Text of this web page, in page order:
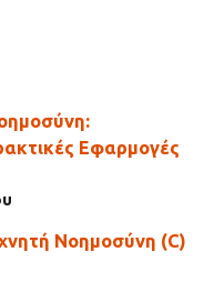
Εφαρμογές
Νοημοσύνη (C)